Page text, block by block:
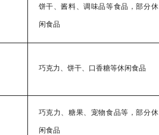
饼干、酱料、调味品等食品，部分休
闲食品
巧克力、饼干、口香糖等休闲食品
巧克力、糖果、宠物食品等，部分休
闲食品